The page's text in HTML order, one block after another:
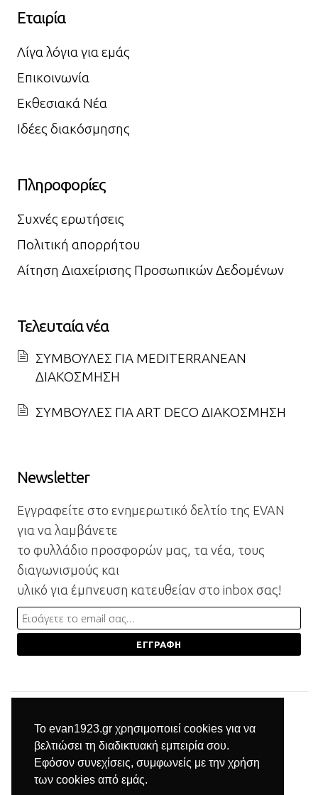
Το evan1923.gr χρησιμοποιεί cookies για να
βελτιώσει τη διαδικτυακή εμπειρία σου.
Εφόσον συνεχίσεις, συμφωνείς με την χρήση
των cookies από εμάς.
Εταιρία
Λίγα λόγια για εμάς
Επικοινωνία
Εκθεσιακά Νέα
Ιδέες διακόσμησης
Πληροφορίες
Συχνές ερωτήσεις
Πολιτική απορρήτου
Αίτηση Διαχείρισης Προσωπικών Δεδομένων
Τελευταία νέα
ΣΥΜΒΟΥΛΕΣ ΓΙΑ MEDITERRANEAN
ΔΙΑΚΟΣΜΗΣΗ
ΣΥΜΒΟΥΛΕΣ ΓΙΑ ART DECO ΔΙΑΚΟΣΜΗΣΗ
Newsletter
Εγγραφείτε στο ενημερωτικό δελτίο της EVAN
για να λαμβάνετε
το φυλλάδιο προσφορών μας, τα νέα, τους
διαγωνισμούς και
υλικό για έμπνευση κατευθείαν στο inbox σας!